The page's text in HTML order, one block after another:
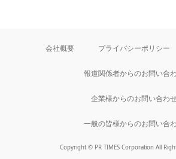
会社概要 プライバシーポリシー
報道関係者からのお問い合
企業様からのお問い合わ
一般の皆様からのお問い合
Copyright © PR TIMES Corporation All